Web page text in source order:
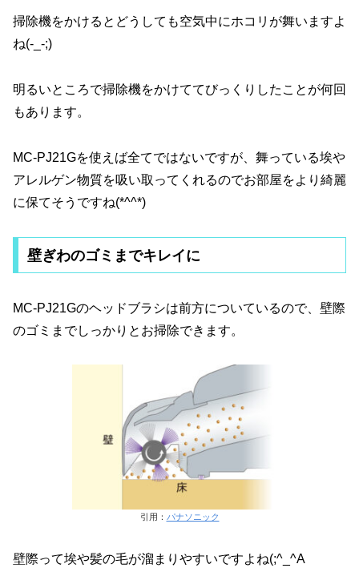
掃除機をかけるとどうしても空気中にホコリが舞いますよ
ね(-_-;)
明るいところで掃除機をかけててびっくりしたことが何回
もあります。
MC-PJ21Gを使えば全てではないですが、舞っている埃や
アレルゲン物質を吸い取ってくれるのでお部屋をより綺麗
に保てそうですね(*^^*)
壁ぎわのゴミまでキレイに
MC-PJ21Gのヘッドブラシは前方についているので、壁際
のゴミまでしっかりとお掃除できます。
引用： パナソニック
壁際って埃や髪の毛が溜まりやすいですよね(;^_^A